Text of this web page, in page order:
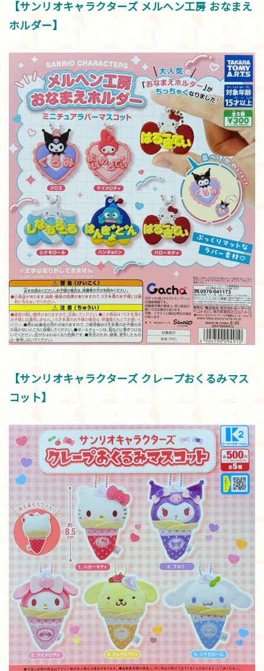
【サンリオキャラクターズ メルヘン工房 おなまえ
ホルダー】
【サンリオキャラクターズ クレープおくるみマス
コット】